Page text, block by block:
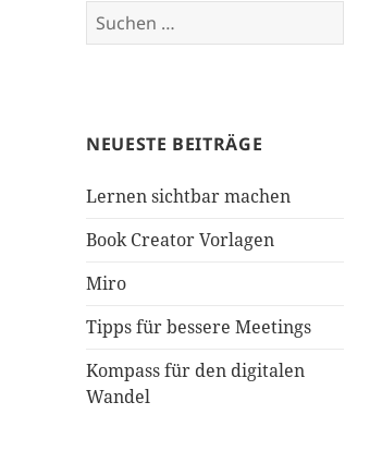
Suche
nach:
NEUESTE BEITRÄGE
Lernen sichtbar machen
Book Creator Vorlagen
Miro
Tipps für bessere Meetings
Kompass für den digitalen
Wandel